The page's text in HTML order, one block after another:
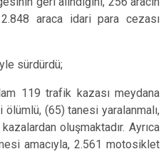
araca idari para cezası
sürdürdü;
119 trafik kazası meydana
(65) tanesi yaralanmalı,
oluşmaktadır. Ayrıca
amacıyla, 2.561 motosiklet